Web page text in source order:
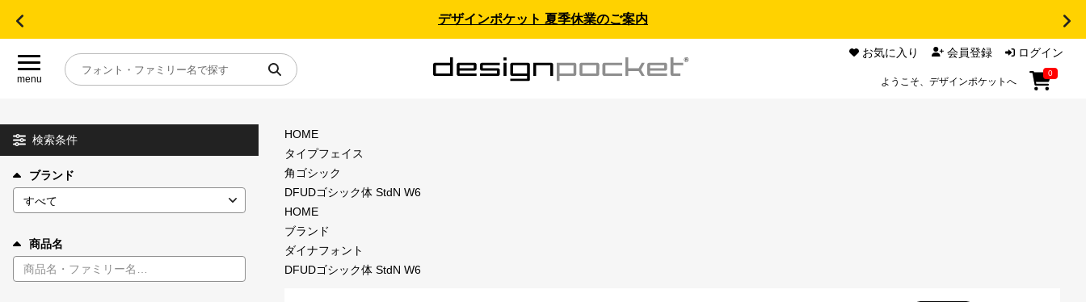
デザインポケット 夏季休業のご案内
menu
お気に入り 会員登録 ログイン
ようこそ、デザインポケットへ
0
目的別フォントガイド
特集
年間ライセンス商品
検索条件
ブランド
商品名
HOME
タイプフェイス
角ゴシック
DFUDゴシック体 StdN W6
HOME
ブランド
ダイナフォント
DFUDゴシック体 StdN W6